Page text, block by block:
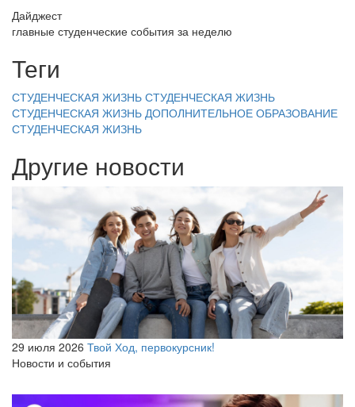
Дайджест
главные студенческие события за неделю
Теги
СТУДЕНЧЕСКАЯ ЖИЗНЬ СТУДЕНЧЕСКАЯ ЖИЗНЬ
СТУДЕНЧЕСКАЯ ЖИЗНЬ ДОПОЛНИТЕЛЬНОЕ ОБРАЗОВАНИЕ
СТУДЕНЧЕСКАЯ ЖИЗНЬ
Другие новости
29 июля 2026 Твой Ход, первокурсник!
Новости и события